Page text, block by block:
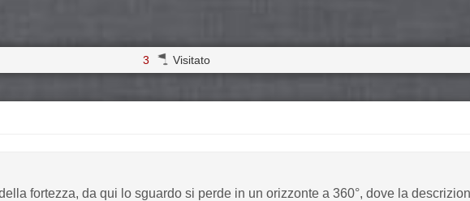
3 Visitato
fortezza, da qui lo sguardo si perde in un orizzonte a 360°, dove la